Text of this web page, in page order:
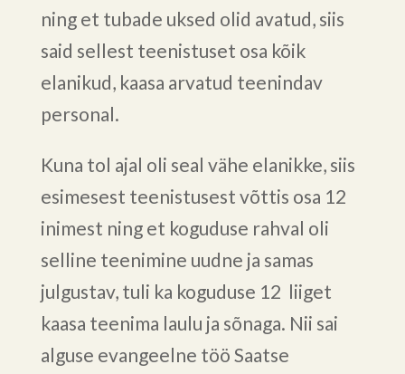
ning et tubade uksed olid avatud, siis
said sellest teenistuset osa kõik
elanikud, kaasa arvatud teenindav
personal.
Kuna tol ajal oli seal vähe elanikke, siis
esimesest teenistusest võttis osa 12
inimest ning et koguduse rahval oli
selline teenimine uudne ja samas
julgustav, tuli ka koguduse 12 liiget
kaasa teenima laulu ja sõnaga. Nii sai
alguse evangeelne töö Saatse